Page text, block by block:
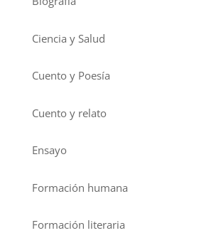
Ciencia y Salud
Cuento y Poesía
Cuento y relato
Ensayo
Formación humana
Formación literaria